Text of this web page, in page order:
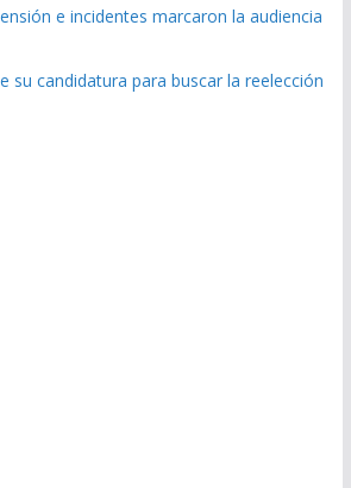
e incidentes marcaron la audiencia
su candidatura para buscar la reelección